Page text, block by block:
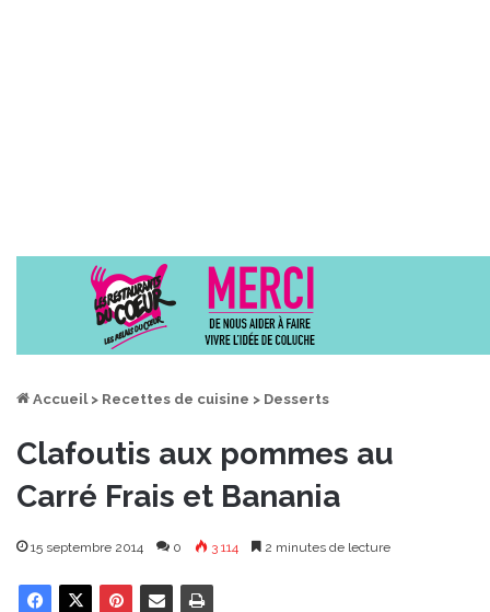
Accueil > Recettes de cuisine > Desserts
Clafoutis aux pommes au
Carré Frais et Banania
15 septembre 2014 0 3 114 2 minutes de lecture